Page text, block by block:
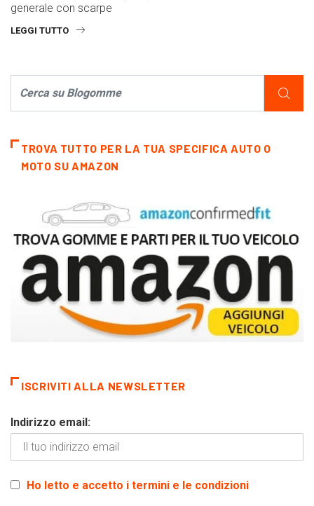
generale con scarpe
LEGGI TUTTO
TROVA TUTTO PER LA TUA SPECIFICA AUTO O
MOTO SU AMAZON
ISCRIVITI ALLA NEWSLETTER
Indirizzo email:
Ho letto e accetto i termini e le condizioni